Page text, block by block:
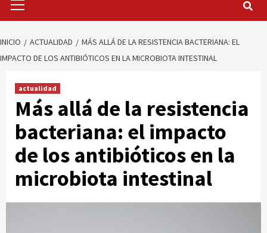
primario
INICIO ACTUALIDAD
MÁS ALLÁ DE LA RESISTENCIA BACTERIANA: EL
IMPACTO DE LOS ANTIBIÓTICOS EN LA MICROBIOTA INTESTINAL
actualidad
Más allá de la resistencia
bacteriana: el impacto
de los antibióticos en la
microbiota intestinal